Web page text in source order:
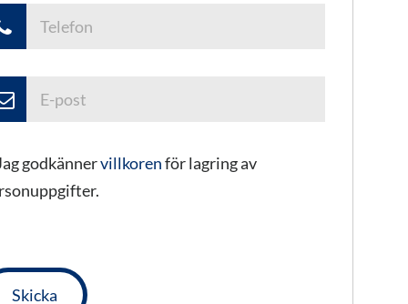
godkännervillkorenför lagring av